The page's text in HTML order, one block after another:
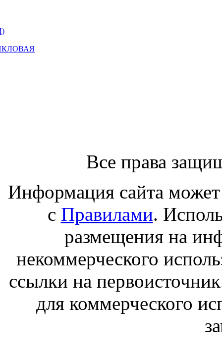
Все права
Информация сайта может
с Правилами.
размещения на
некоммерческого
ссылки на
для коммерческого